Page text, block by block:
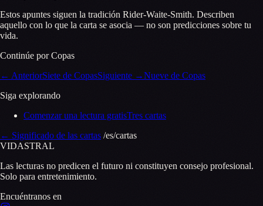
Estos apuntes siguen la tradición Rider-Waite-Smith. Describen
aquello con lo que la carta se asocia — no son predicciones sobre tu
vida.
Continúe por Copas
← AnteriorSiete de CopasSiguiente →Nueve de Copas
Siga explorando
Comenzar una lectura gratisTres cartas
← Significado de las cartas /es/cartas
VIDASTRAL
Las lecturas no predicen el futuro ni constituyen consejo profesional.
Solo para entretenimiento.
Encuéntranos en